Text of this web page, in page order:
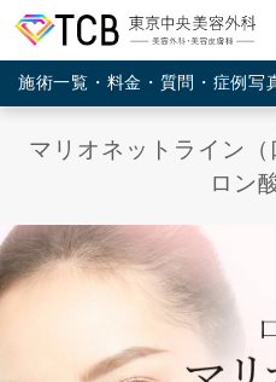
施術一覧・料金・質問・症例写
マリオネットライン
ロン